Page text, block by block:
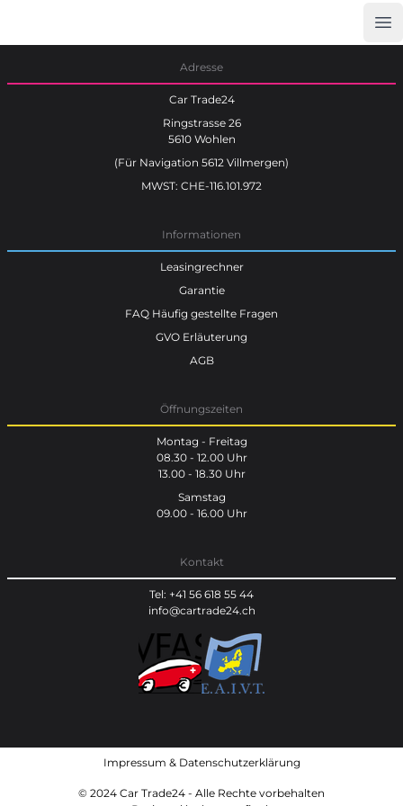
Adresse
Car Trade24
Ringstrasse 26
5610 Wohlen
(Für Navigation 5612 Villmergen)
MWST: CHE-116.101.972
Informationen
Leasingrechner
Garantie
FAQ Häufig gestellte Fragen
GVO Erläuterung
AGB
Öffnungszeiten
Montag - Freitag
08.30 - 12.00 Uhr
13.00 - 18.30 Uhr
Samstag
09.00 - 16.00 Uhr
Kontakt
Tel: +41 56 618 55 44
info@cartrade24.ch
Impressum & Datenschutzerklärung
© 2024 Car Trade24 - Alle Rechte vorbehalten